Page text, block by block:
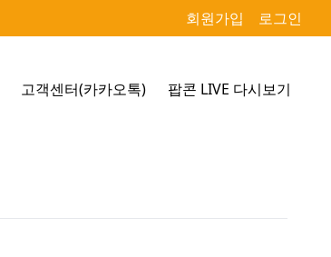
회원가입 로그인
고객센터(카카오톡) 팝콘 LIVE 다시보기